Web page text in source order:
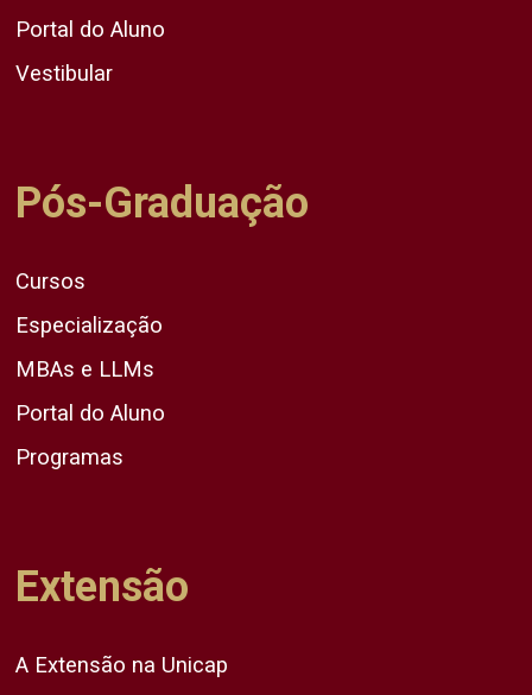
Portal do Aluno
Vestibular
Pós-Graduação
Cursos
Especialização
MBAs e LLMs
Portal do Aluno
Programas
Extensão
A Extensão na Unicap